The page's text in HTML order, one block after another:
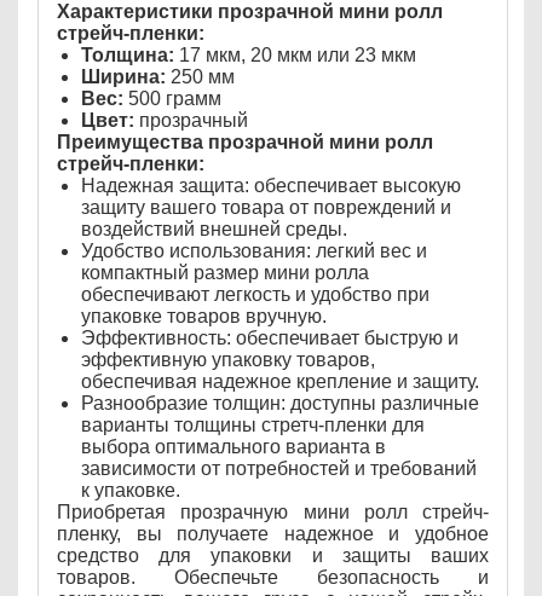
Характеристики прозрачной мини ролл
стрейч-пленки:
Толщина: 17 мкм, 20 мкм или 23 мкм
Ширина: 250 мм
Вес: 500 грамм
Цвет: прозрачный
Преимущества прозрачной мини ролл
стрейч-пленки:
Надежная защита: обеспечивает высокую
защиту вашего товара от повреждений и
воздействий внешней среды.
Удобство использования: легкий вес и
компактный размер мини ролла
обеспечивают легкость и удобство при
упаковке товаров вручную.
Эффективность: обеспечивает быструю и
эффективную упаковку товаров,
обеспечивая надежное крепление и защиту.
Разнообразие толщин: доступны различные
варианты толщины стретч-пленки для
выбора оптимального варианта в
зависимости от потребностей и требований
к упаковке.
Приобретая прозрачную мини ролл стрейч-
пленку, вы получаете надежное и удобное
средство для упаковки и защиты ваших
товаров. Обеспечьте безопасность и